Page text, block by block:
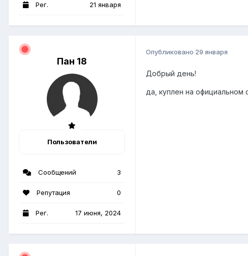
Рег. 21 января
Пан 18
Пользователи
Сообщений 3
Репутация 0
Рег. 17 июня, 2024
Опубликовано 29 января
Добрый день!
да, куплен на официальном